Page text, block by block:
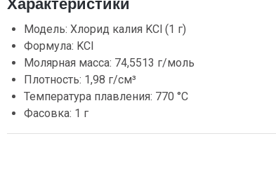
Характеристики
Модель: Хлорид калия KCl (1 г)
Формула: KCl
Молярная масса: 74,5513 г/моль
Плотность: 1,98 г/см³
Температура плавления: 770 °C
Фасовка: 1 г